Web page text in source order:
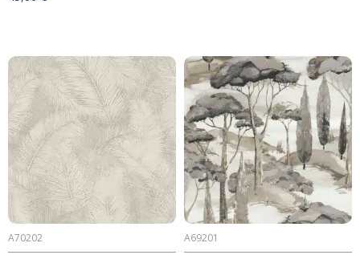
A70202 A69201